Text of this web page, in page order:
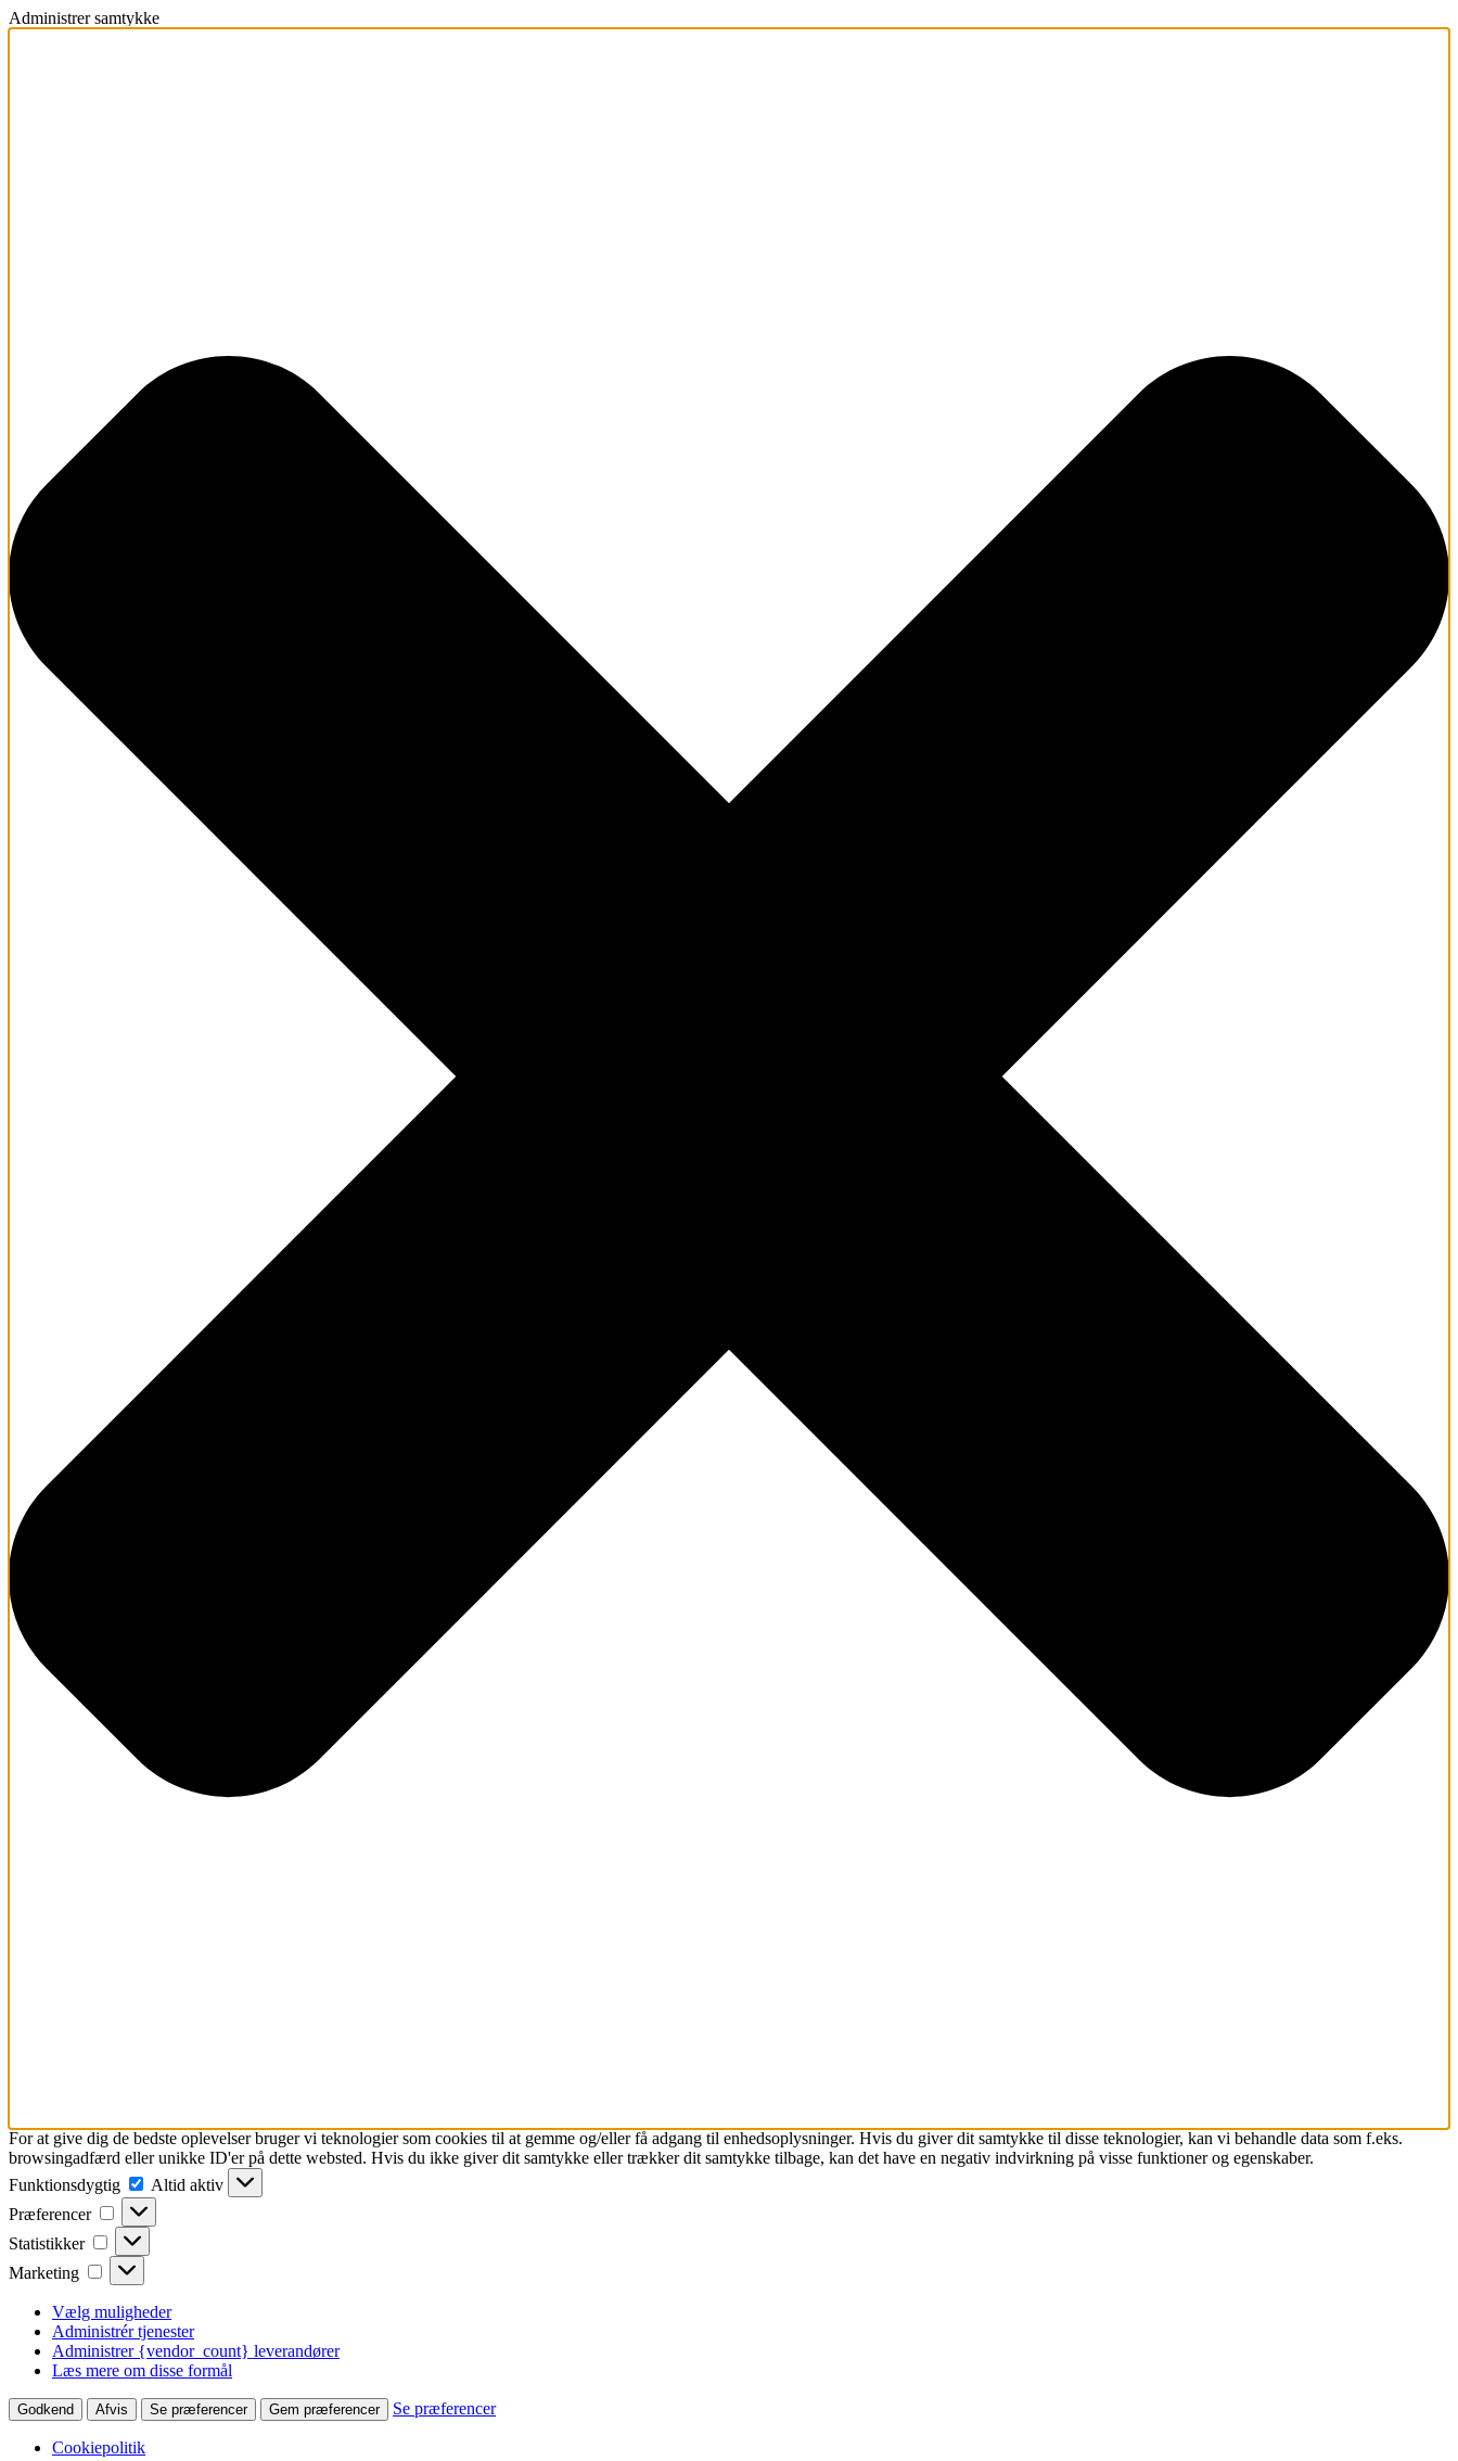
Administrer samtykke
For at give dig de bedste oplevelser bruger vi teknologier som cookies til at gemme og/eller få adgang til enhedsoplysninger. Hvis du giver dit samtykke til disse teknologier, kan vi behandle data som f.eks.
browsingadfærd eller unikke ID'er på dette websted. Hvis du ikke giver dit samtykke eller trækker dit samtykke tilbage, kan det have en negativ indvirkning på visse funktioner og egenskaber.
Funktionsdygtig
Funktionsdygtig
Altid aktiv
Præferencer
Præferencer
Statistikker Statistikker
Marketing Marketing
Vælg muligheder
Administrér tjenester
Administrer {vendor_count} leverandører
Læs mere om disse formål
Godkend Afvis Se præferencer Gem præferencer Se præferencer
Cookiepolitik